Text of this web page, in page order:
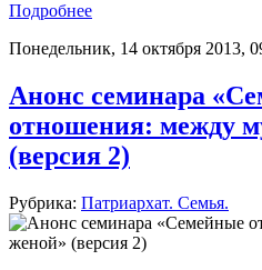
Подробнее
Понедельник, 14 октября 2013,
Анонс семинара
отношения: между
(версия 2)
Рубрика: Патриархат. Семья.